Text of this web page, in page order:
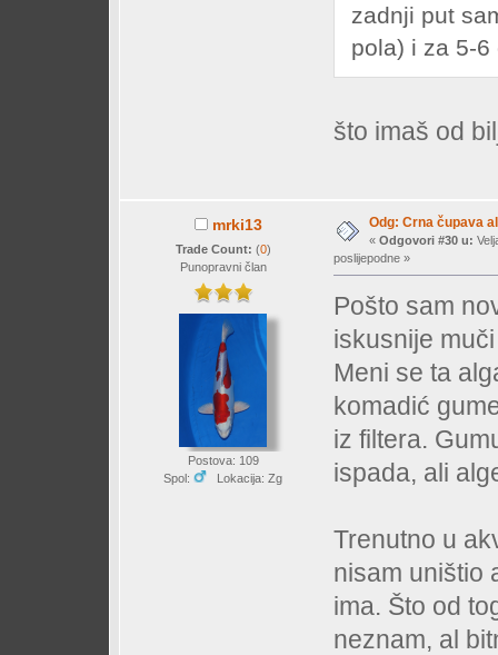
zadnji put
pola) i za 5-
što imaš od
mrki13
Trade Count: (0)
Punopravni član
Postova: 109
Spol:
Lokacija: Zg
Odg: Crna čupava
« Odgovori #30 u:
poslijepodne »
Pošto sam
iskusnije
Meni se ta
komadić
iz filtera.
ispada, ali
Trenutno u
nisam uništio
ima. Što od
neznam, al